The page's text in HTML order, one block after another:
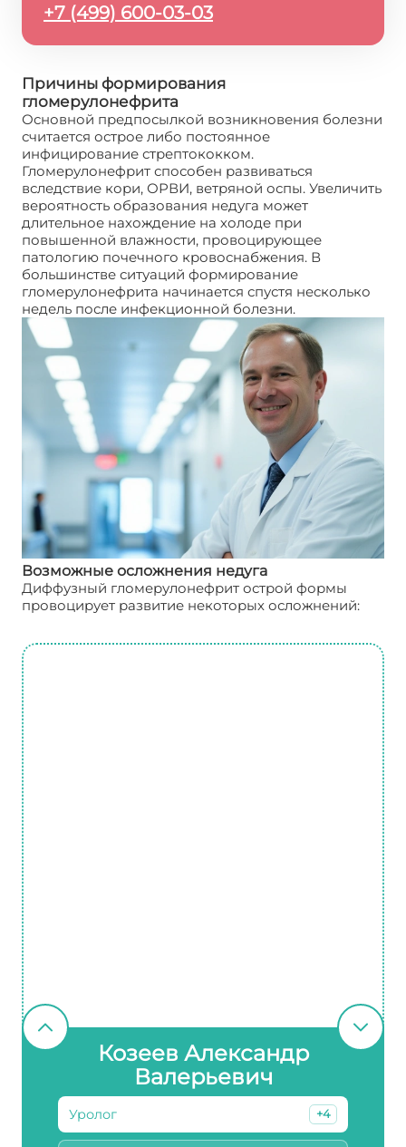
+7 (499) 600-03-03
Причины формирования
гломерулонефрита
Основной предпосылкой возникновения болезни
считается острое либо постоянное
инфицирование стрептококком.
Гломерулонефрит способен развиваться
вследствие кори, ОРВИ, ветряной оспы. Увеличить
вероятность образования недуга может
длительное нахождение на холоде при
повышенной влажности, провоцирующее
патологию почечного кровоснабжения. В
большинстве ситуаций формирование
гломерулонефрита начинается спустя несколько
недель после инфекционной болезни.
Возможные осложнения недуга
Диффузный гломерулонефрит острой формы
провоцирует развитие некоторых осложнений:
Козеев Александр
Валерьевич
Уролог +4